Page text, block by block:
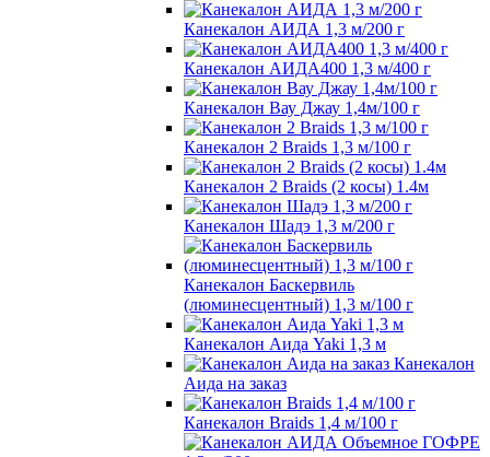
Канекалон АИДА 1,3 м/200 г
Канекалон АИДА400 1,3 м/400 г
Канекалон Вау Джау 1,4м/100 г
Канекалон 2 Braids 1,3 м/100 г
Канекалон 2 Braids (2 косы) 1.4м
Канекалон Шадэ 1,3 м/200 г
Канекалон Баскервиль
(люминесцентный) 1,3 м/100 г
Канекалон Аида Yaki 1,3 м
Канекалон
Аида на заказ
Канекалон Braids 1,4 м/100 г